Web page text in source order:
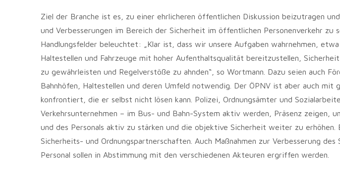
Ziel der Branche ist es, zu einer ehrlicheren öffentlichen Diskussion beizutragen
und Verbesserungen im Bereich der Sicherheit im öffentlichen Personenverkehr zu
Handlungsfelder beleuchtet: „Klar ist, dass wir unsere Aufgaben wahrnehmen,
Haltestellen und Fahrzeuge mit hoher Aufenthaltsqualität bereitzustellen,
zu gewährleisten und Regelverstöße zu ahnden“, so Wortmann. Dazu seien auch
Bahnhöfen, Haltestellen und deren Umfeld notwendig. Der ÖPNV ist aber auch mit
konfrontiert, die er selbst nicht lösen kann. Polizei, Ordnungsämter und
Verkehrsunternehmen – im Bus- und Bahn-System aktiv werden, Präsenz zeigen,
und des Personals aktiv zu stärken und die objektive Sicherheit weiter zu erhöhen.
Sicherheits- und Ordnungspartnerschaften. Auch Maßnahmen zur Verbesserung
Personal sollen in Abstimmung mit den verschiedenen Akteuren ergriffen werden.